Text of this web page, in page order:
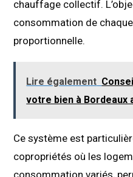
chauffage collectif.
consommation de
proportionnelle.
Lire également
votre bien à Bordeaux
Ce système est
copropriétés où les
consommation variés,